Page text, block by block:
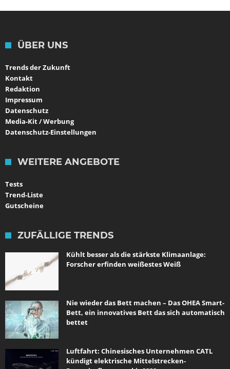
ÜBER UNS
Trends der Zukunft
Kontakt
Redaktion
Impressum
Datenschutz
Media-Kit / Werbung
Datenschutz-Einstellungen
WEITERE ANGEBOTE
Tests
Trend-Liste
Gutscheine
ZUFÄLLIGE TRENDS
Kühlt besser als die stärkste Klimaanlage:
Forscher erfinden weißestes Weiß
Nie wieder das Bett machen – Das OHEA Smart-
Bett, ein innovatives Bett das sich automatisch
bettet
Luftfahrt: Chinesisches Unternehmen CATL
kündigt elektrische Mittelstrecken-